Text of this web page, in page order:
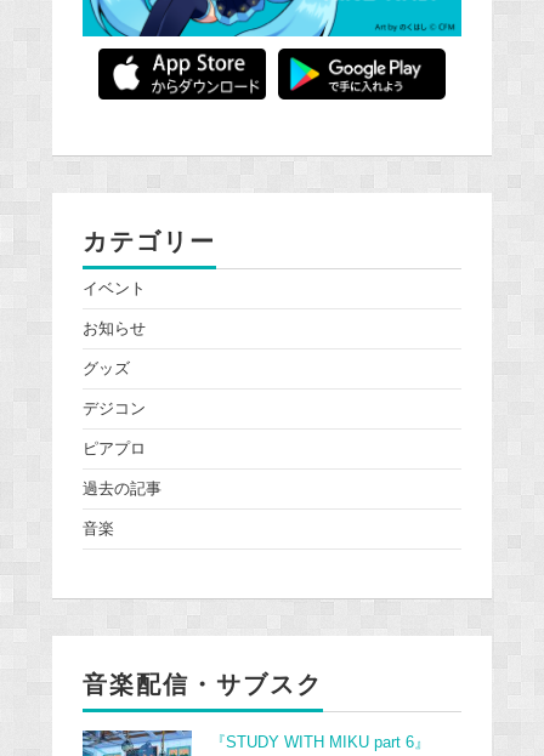
カテゴリー
イベント
お知らせ
グッズ
デジコン
ピアプロ
過去の記事
音楽
音楽配信・サブスク
『STUDY WITH MIKU part 6』